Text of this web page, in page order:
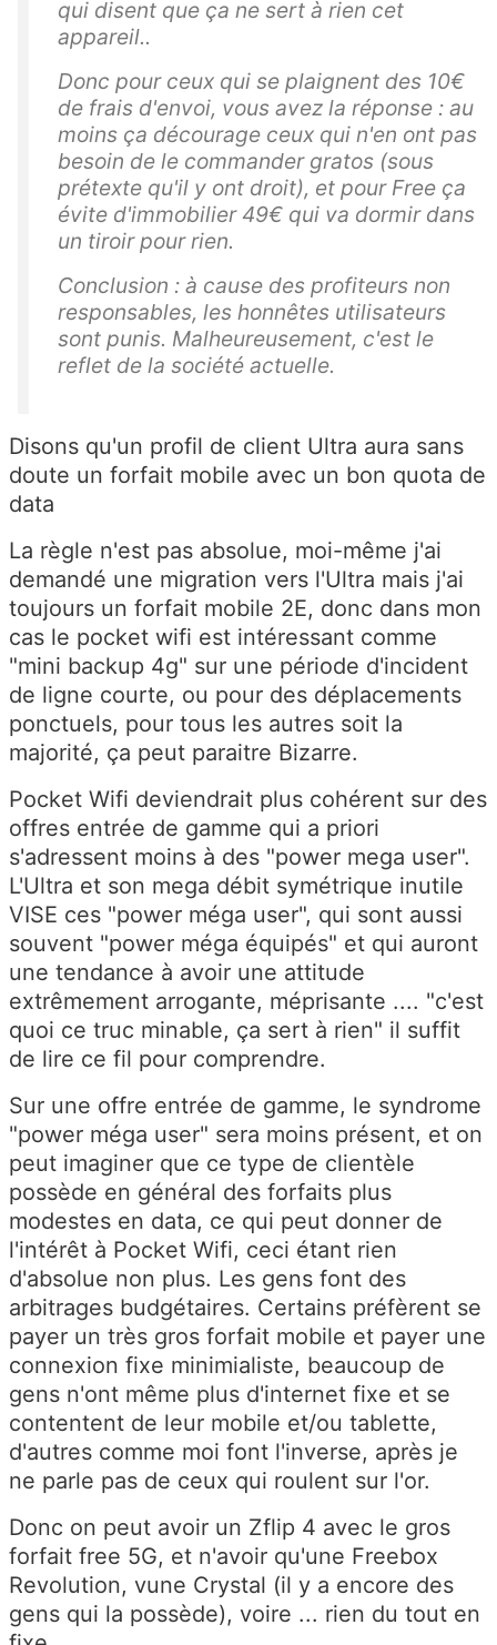
qui disent que ça ne sert à rien cet
appareil..
Donc pour ceux qui se plaignent des 10€
de frais d'envoi, vous avez la réponse : au
moins ça décourage ceux qui n'en ont pas
besoin de le commander gratos (sous
prétexte qu'il y ont droit), et pour Free ça
évite d'immobilier 49€ qui va dormir dans
un tiroir pour rien.
Conclusion : à cause des profiteurs non
responsables, les honnêtes utilisateurs
sont punis. Malheureusement, c'est le
reflet de la société actuelle.
Disons qu'un profil de client Ultra aura sans
doute un forfait mobile avec un bon quota de
data
La règle n'est pas absolue, moi-même j'ai
demandé une migration vers l'Ultra mais j'ai
toujours un forfait mobile 2E, donc dans mon
cas le pocket wifi est intéressant comme
"mini backup 4g" sur une période d'incident
de ligne courte, ou pour des déplacements
ponctuels, pour tous les autres soit la
majorité, ça peut paraitre Bizarre.
Pocket Wifi deviendrait plus cohérent sur des
offres entrée de gamme qui a priori
s'adressent moins à des "power mega user".
L'Ultra et son mega débit symétrique inutile
VISE ces "power méga user", qui sont aussi
souvent "power méga équipés" et qui auront
une tendance à avoir une attitude
extrêmement arrogante, méprisante .... "c'est
quoi ce truc minable, ça sert à rien" il suffit
de lire ce fil pour comprendre.
Sur une offre entrée de gamme, le syndrome
"power méga user" sera moins présent, et on
peut imaginer que ce type de clientèle
possède en général des forfaits plus
modestes en data, ce qui peut donner de
l'intérêt à Pocket Wifi, ceci étant rien
d'absolue non plus. Les gens font des
arbitrages budgétaires. Certains préfèrent se
payer un très gros forfait mobile et payer une
connexion fixe minimialiste, beaucoup de
gens n'ont même plus d'internet fixe et se
contentent de leur mobile et/ou tablette,
d'autres comme moi font l'inverse, après je
ne parle pas de ceux qui roulent sur l'or.
Donc on peut avoir un Zflip 4 avec le gros
forfait free 5G, et n'avoir qu'une Freebox
Revolution, vune Crystal (il y a encore des
gens qui la possède), voire ... rien du tout en